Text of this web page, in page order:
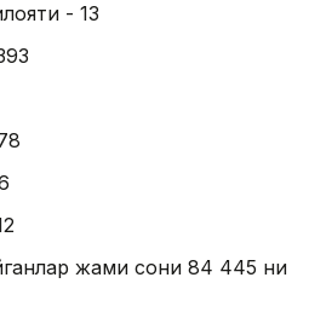
- 13
жами сони 84 445 ни